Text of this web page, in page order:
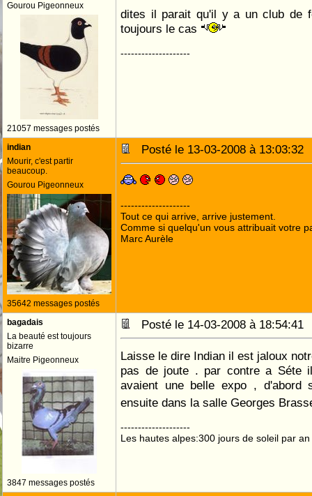
Gourou Pigeonneux
21057 messages postés
dites il parait qu'il y a un club de
toujours le cas
--------------------
indian
Mourir, c'est partir
beaucoup.
Gourou Pigeonneux
35642 messages postés
Posté le 13-03-2008 à
--------------------
Tout ce qui arrive, arrive justement.
Comme si quelqu'un vous attribuait votre
Marc Aurèle
bagadais
La beauté est toujours
bizarre
Maitre Pigeonneux
3847 messages postés
Posté le 14-03-2008 à
Laisse le dire Indian il est jaloux
pas de joute . par contre a Séte
avaient une belle expo ,
ensuite dans la salle Georges
--------------------
Les hautes alpes:300 jours de soleil par an